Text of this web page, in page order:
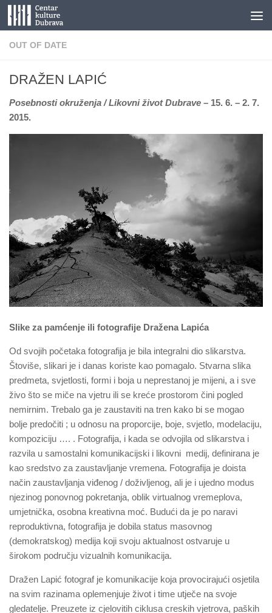
Skip to content
OUT OF DATE
DRAŽEN LAPIĆ
Posebnosti okruženja / Likovni život Dubrave – 15. 6. – 2. 7.
2015.
Slike za pamćenje ili fotografije Dražena Lapića
Od svojih početaka fotografija je bila integralni dio slikarstva.
Štoviše, slikari je i danas koriste kao pomagalo. Stvarna slika
predmeta, svjetlosti, formi i boja u neprestanoj je mijeni, a i sve
živo što se miče na vjetru ili se kreće prostorom čini pogled
nemirnim. Trebalo ga je zaustaviti na tren kako bi se mogao
bolje predočiti ; u odnosu na proporcije, boje, svjetlo, modelaciju,
kompoziciju …. . Fotografija, i kada se odvojila od slikarstva i
razvila u samostalni komunikacijski i likovni medij, definirana je
kao sredstvo za zaustavljanje vremena. Fotografija je doista
način zaustavljanja viđenog / doživljenog, ali je i ujedno modus
njezinog ponovnog pokretanja, oblik virtualnog vremeplova,
umjetnička, osobna kreativna moć. Budući da je po naravi
reproduktivna, fotografija je dobila status masovnog
(demokratskog) medija koji svoju aktualnost ostvaruje u
širokom području vizualnih komunikacija.
Dražen Lapić fotograf je komunikacije koja provocirajući osjetila
na svim razinama oplemenjuje život i time utječe na svoje
gledatelje. Preuzete iz cjelovitih ciklusa creskih vjetrova, paških